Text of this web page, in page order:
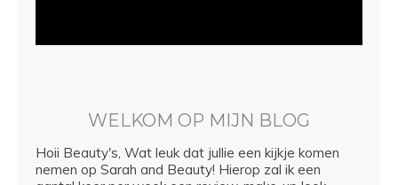
WELKOM OP MIJN BLOG
Hoii Beauty's, Wat leuk dat jullie een kijkje komen
nemen op Sarah and Beauty! Hierop zal ik een